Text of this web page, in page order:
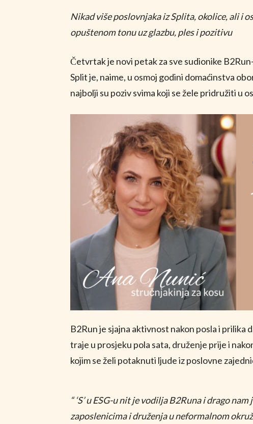
Nikad više poslovnjaka iz Splita, okolice, ali i
opuštenom tonu uz glazbu, ples i pozitivu
Četvrtak je novi petak za sve sudionike
Split je, naime, u osmoj godini domaćinstva
najbolji su poziv svima koji se žele pridružiti u
B2Run je sjajna aktivnost nakon posla i prilika
traje u prosjeku pola sata, druženje prije i
kojim se želi potaknuti ljude iz poslovne
“ ‘S’ u ESG-u nit je vodilja B2Runa i drago
zaposlenicima i druženja u neformalnom